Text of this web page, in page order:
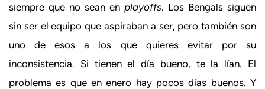
siempre que no sean en playoffs. Los Bengals siguen
sin ser el equipo que aspiraban a ser, pero también son
uno de esos a los que quieres evitar por su
inconsistencia. Si tienen el día bueno, te la lían. El
problema es que en enero hay pocos días buenos. Y